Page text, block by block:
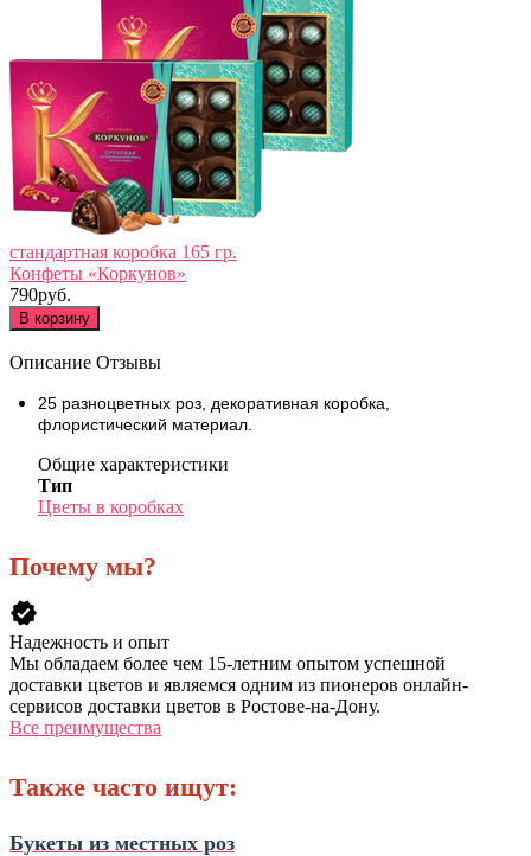
стандартная коробка 165 гр.
Конфеты «Коркунов»
790руб.
В корзину
Описание Отзывы
25 разноцветных роз, декоративная коробка,
флористический материал.
Общие характеристики
Тип
Цветы в коробках
Почему мы?
verified
Надежность и опыт
Мы обладаем более чем 15-летним опытом успешной
доставки цветов и являемся одним из пионеров онлайн-
сервисов доставки цветов в Ростове-на-Дону.
Все преимущества
Также часто ищут:
Букеты из местных роз